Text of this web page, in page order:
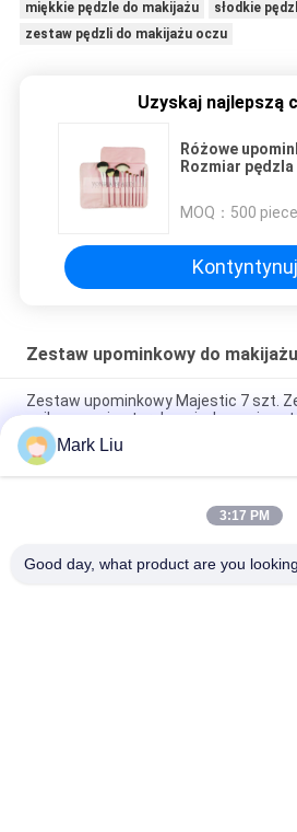
miękkie pędzle do makijażu
słodkie
zestaw pędzli do makijażu oczu
Uzyskaj najlepszą
Różowe
Rozmiar
MOQ： 500
Kontyntynuj
Zestaw upominkowy do makijażu
Zestaw upominkowy Majestic 7 szt.
najlepszymi naturalnymi włosami
Różowa kolekcja ekskluzywnych
upominkowy Kosmetyki, zestaw
Pakiet świątecznych prezentów
Mark Liu
3:17 PM
Good day, what product are you